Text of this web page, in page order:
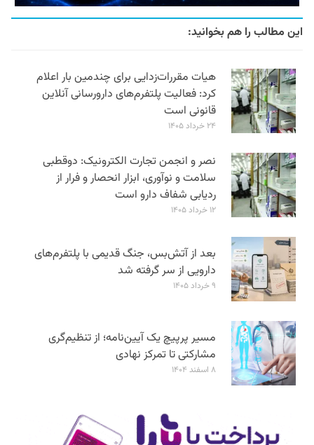
این مطالب را هم بخوانید:
هیات مقررات‌زدایی برای چندمین بار اعلام
کرد: فعالیت پلتفرم‌های دارورسانی آنلاین
قانونی است
۲۴ خرداد ۱۴۰۵
نصر و انجمن تجارت الکترونیک: دوقطبی
سلامت و نوآوری، ابزار انحصار و فرار از
ردیابی شفاف دارو است
۱۲ خرداد ۱۴۰۵
بعد از آتش‌بس، جنگ قدیمی با پلتفرم‌های
دارویی از سر گرفته شد
۹ خرداد ۱۴۰۵
مسیر پرپیچ یک آیین‌نامه؛ از تنظیم‌گری
مشارکتی تا تمرکز نهادی
۸ اسفند ۱۴۰۴